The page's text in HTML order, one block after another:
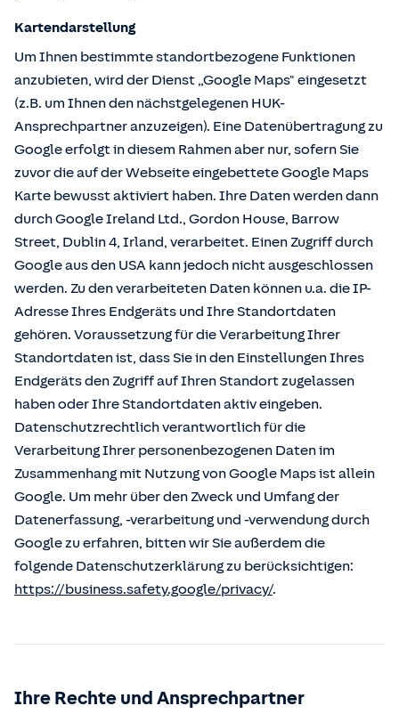
Kartendarstellung
Um Ihnen bestimmte standortbezogene Funktionen
anzubieten, wird der Dienst „Google Maps" eingesetzt
(z.B. um Ihnen den nächstgelegenen HUK-
Ansprechpartner anzuzeigen). Eine Datenübertragung zu
Google erfolgt in diesem Rahmen aber nur, sofern Sie
zuvor die auf der Webseite eingebettete Google Maps
Karte bewusst aktiviert haben. Ihre Daten werden dann
durch Google Ireland Ltd., Gordon House, Barrow
Street, Dublin 4, Irland, verarbeitet. Einen Zugriff durch
Google aus den USA kann jedoch nicht ausgeschlossen
werden. Zu den verarbeiteten Daten können u.a. die IP-
Adresse Ihres Endgeräts und Ihre Standortdaten
gehören. Voraussetzung für die Verarbeitung Ihrer
Standortdaten ist, dass Sie in den Einstellungen Ihres
Endgeräts den Zugriff auf Ihren Standort zugelassen
haben oder Ihre Standortdaten aktiv eingeben.
Datenschutzrechtlich verantwortlich für die
Verarbeitung Ihrer personenbezogenen Daten im
Zusammenhang mit Nutzung von Google Maps ist allein
Google. Um mehr über den Zweck und Umfang der
Datenerfassung, -verarbeitung und -verwendung durch
Google zu erfahren, bitten wir Sie außerdem die
folgende Datenschutzerklärung zu berücksichtigen:
https://business.safety.google/privacy/.
Ihre Rechte und Ansprechpartner